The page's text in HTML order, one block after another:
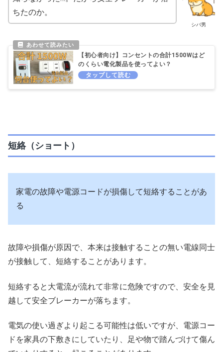
シバ男
ちたのか。
【初心者向け】コンセントの合計1500Wはど
のくらい電化製品を使ってよい？
短絡（ショート）
家電の故障や電源コードが損傷して短絡することがあ
る
故障や損傷が原因で、本来は接触することの無い電線同士
が接触して、短絡することがあります。
短絡すると大電流が流れて非常に危険ですので、安全を見
越して安全ブレーカーが落ちます。
電気の使い過ぎより起こる可能性は低いですが、電源コー
ドを家具の下敷きにしていたり、足や物で踏んづけて傷ん